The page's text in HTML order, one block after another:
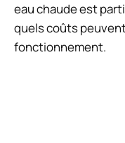
eau chaude est
quels coûts
fonctionnement.